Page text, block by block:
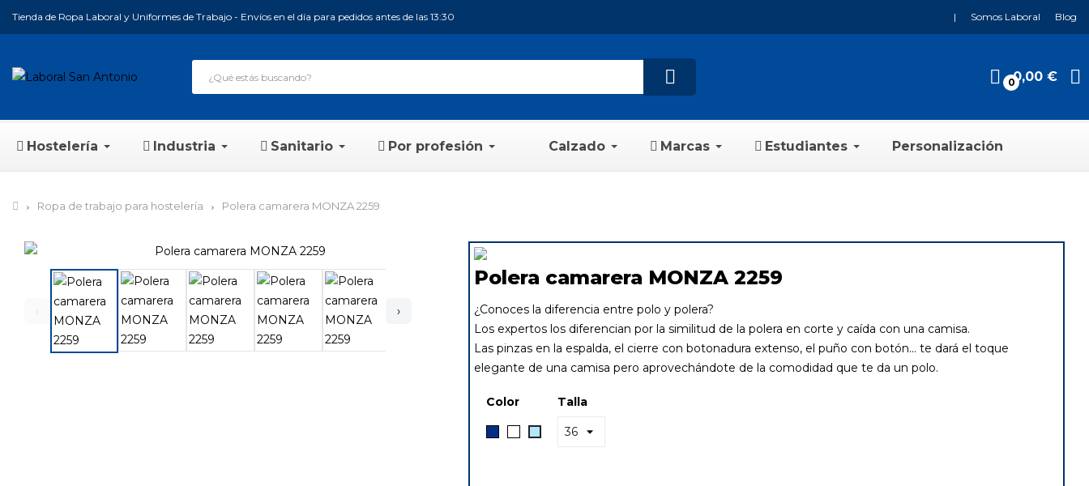
Tienda de Ropa Laboral y Uniformes de Trabajo - Envíos en el día para pedidos antes de las 13:30 | Somos Laboral Blog
00,00 €
Hostelería Industria Sanitario Por profesión Calzado Marcas Estudiantes Personalización
Ropa de trabajo para hostelería Polera camarera MONZA 2259
›
Polera camarera MONZA 2259
¿Conoces la diferencia entre polo y polera?
Los expertos los diferencian por la similitud de la polera en corte y caída con una camisa.
Las pinzas en la espalda, el cierre con botonadura extenso, el puño con botón... te dará el toque
elegante de una camisa pero aprovechándote de la comodidad que te da un polo.
Color
Marino
BlancoCeleste
Talla